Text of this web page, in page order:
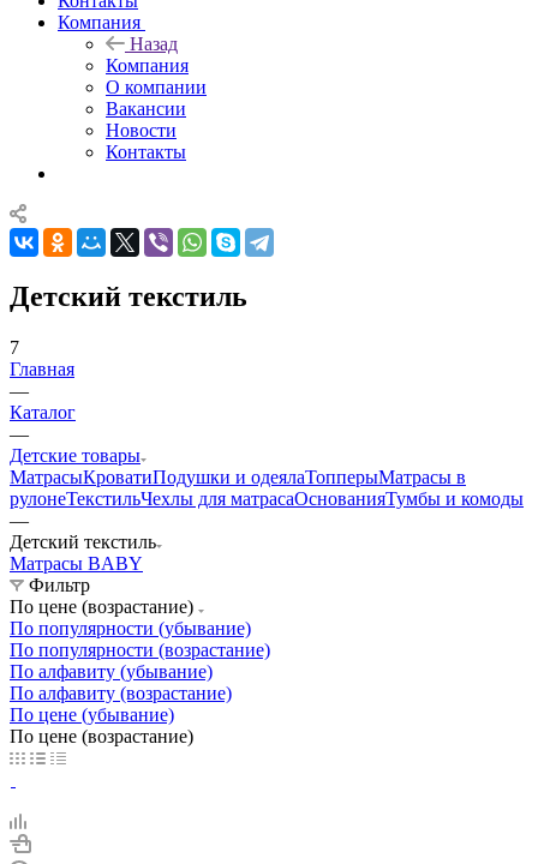
Компания
Назад
Компания
О компании
Вакансии
Новости
Контакты
Детский текстиль
7
Главная
—
Каталог
—
Детские товары
МатрасыКроватиПодушки и одеялаТопперыМатрасы в
рулонеТекстильЧехлы для матрасаОснованияТумбы и комоды
—
Детский текстиль
Матрасы BABY
Фильтр
По цене (возрастание)
По популярности (убывание)
По популярности (возрастание)
По алфавиту (убывание)
По алфавиту (возрастание)
По цене (убывание)
По цене (возрастание)